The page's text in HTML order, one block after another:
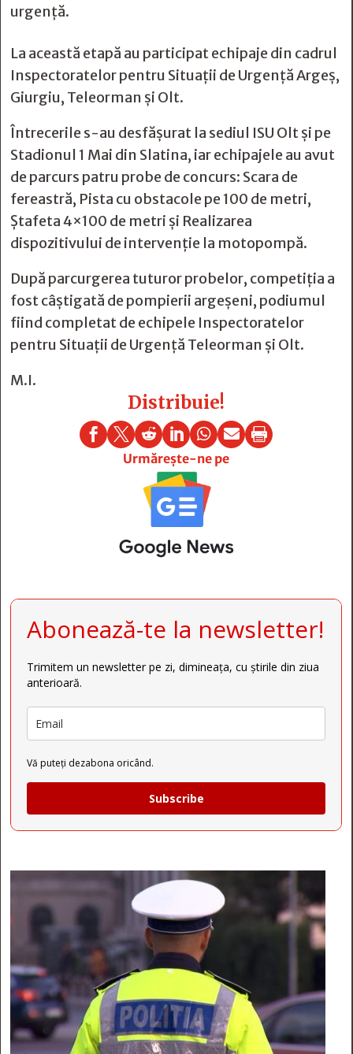
urgență.
La această etapă au participat echipaje din cadrul
Inspectoratelor pentru Situații de Urgență Argeș,
Giurgiu, Teleorman și Olt.
Întrecerile s-au desfășurat la sediul ISU Olt și pe
Stadionul 1 Mai din Slatina, iar echipajele au avut
de parcurs patru probe de concurs: Scara de
fereastră, Pista cu obstacole pe 100 de metri,
Ștafeta 4×100 de metri și Realizarea
dispozitivului de intervenție la motopompă.
După parcurgerea tuturor probelor, competiția a
fost câștigată de pompierii argeșeni, podiumul
fiind completat de echipele Inspectoratelor
pentru Situații de Urgență Teleorman și Olt.
M.I.
Distribuie!
     

Urmărește-ne pe
Abonează-te la newsletter!
Trimitem un newsletter pe zi, dimineața, cu știrile din ziua
anterioară.
Vă puteți dezabona oricând.
Subscribe